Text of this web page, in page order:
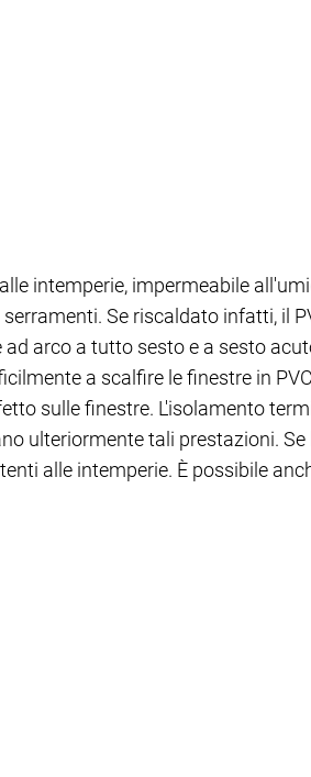
intemperie, impermeabile
Se riscaldato infatti, il
arco a tutto sesto e a sesto
a scalfire le finestre in
sulle finestre. L'isolamento
ulteriormente tali prestazioni. Se
alle intemperie. È possibile